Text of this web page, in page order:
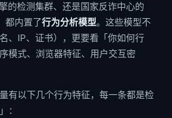
的检测集群、还是国家反诈中心的
都内置了行为分析模型。这些模型不
、IP、证书），更要看「你如何行
模式、浏览器特征、用户交互密
有以下几个行为特征，每一条都是检
：